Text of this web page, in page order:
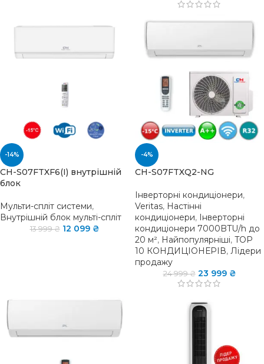
-14%
CH-S07FTXF6(I) внутрішній
блок
Мульти-спліт системи,
Внутрішній блок мульті-спліт
13 999₴ 12 099 ₴
-4%
CH-S07FTXQ2-NG
Інверторні кондиціонери,
Veritas, Настінні
кондиціонери, Інверторні
кондиціонери 7000BTU/h до
20 м², Найпопулярніші, TOP
10 КОНДИЦІОНЕРІВ, Лідери
продажу
24 999₴ 23 999 ₴